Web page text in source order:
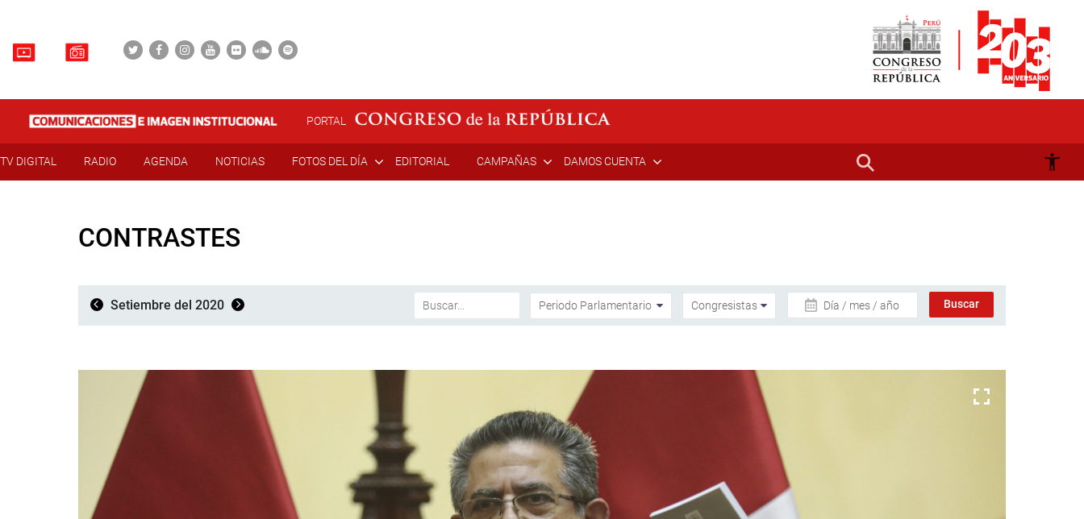
PORTAL
TV DIGITAL RADIO AGENDA NOTICIAS FOTOS DEL DÍA EDITORIAL CAMPAÑAS DAMOS CUENTA
CONTRASTES
Setiembre del 2020 Día / mes / año